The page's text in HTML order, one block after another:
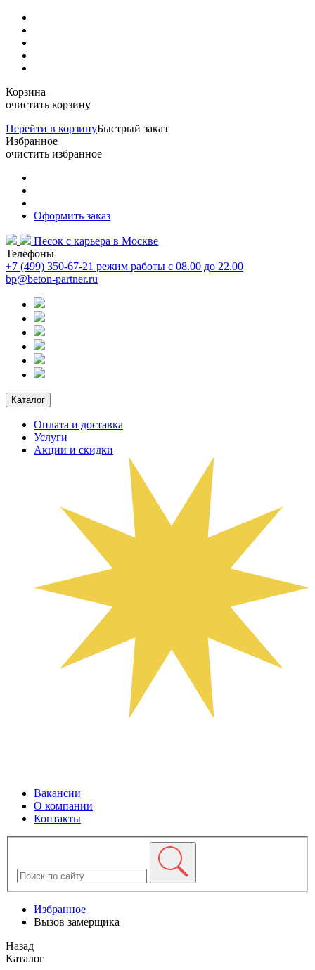
Корзина
очистить корзину
Перейти в корзинуБыстрый заказ
Избранное
очистить избранное
Оформить заказ
Песок с карьера в Москве
Телефоны
+7 (499) 350-67-21 режим работы с 08.00 до 22.00
bp@beton-partner.ru
Каталог
Оплата и доставка
Услуги
Акции и скидки
Вакансии
О компании
Контакты
Избранное
Вызов замерщика
Назад
Каталог